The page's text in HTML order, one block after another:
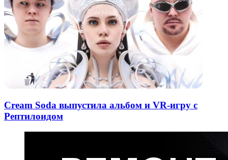
Cream Soda выпустила альбом и VR-игру с
Рептилоидом